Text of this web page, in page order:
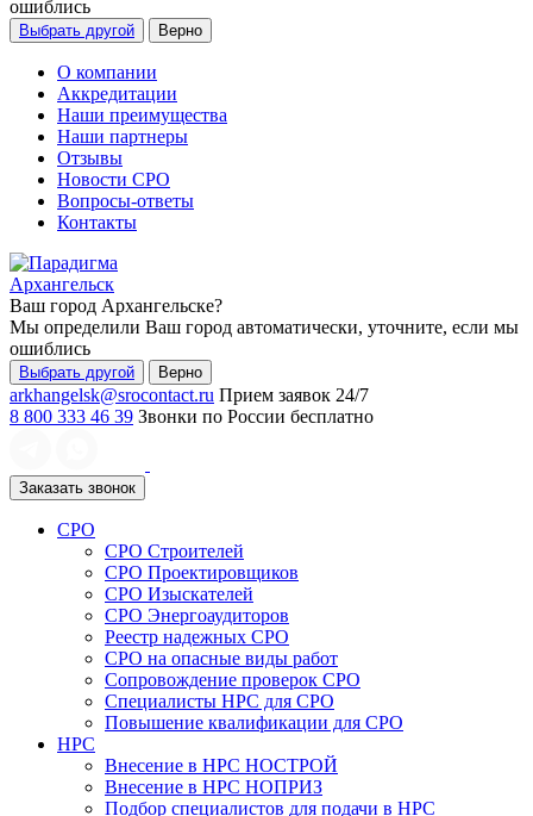
ошиблись
Выбрать другой Верно
О компании
Аккредитации
Наши преимущества
Наши партнеры
Отзывы
Новости СРО
Вопросы-ответы
Контакты
Архангельск
Ваш город Архангельске?
Мы определили Ваш город автоматически, уточните, если мы
ошиблись
Выбрать другой Верно
arkhangelsk@srocontact.ru Прием заявок 24/7
8 800 333 46 39 Звонки по России бесплатно
Заказать звонок
СРО
СРО Строителей
СРО Проектировщиков
СРО Изыскателей
СРО Энергоаудиторов
Реестр надежных СРО
СРО на опасные виды работ
Сопровождение проверок СРО
Специалисты НРС для СРО
Повышение квалификации для СРО
НРС
Внесение в НРС НОСТРОЙ
Внесение в НРС НОПРИЗ
Подбор специалистов для подачи в НРС